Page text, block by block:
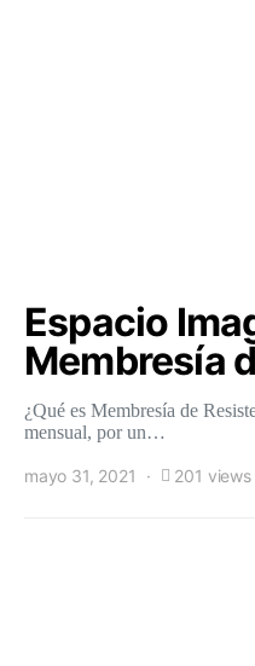
Espacio
Membresía
¿Qué es Membresía de
mensual, por un…
mayo 31, 2021 201 views